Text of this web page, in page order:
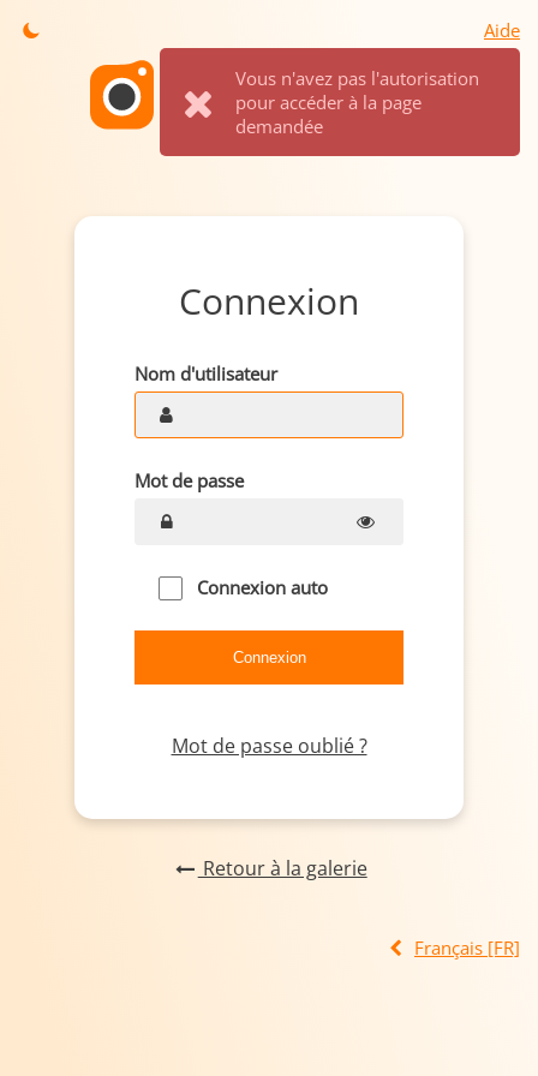
Aide
Vous n'avez pas l'autorisation
pour accéder à la page
demandée
Connexion
Nom d'utilisateur
Mot de passe
Connexion auto
Mot de passe oublié ?
Retour à la galerie
Français [FR]